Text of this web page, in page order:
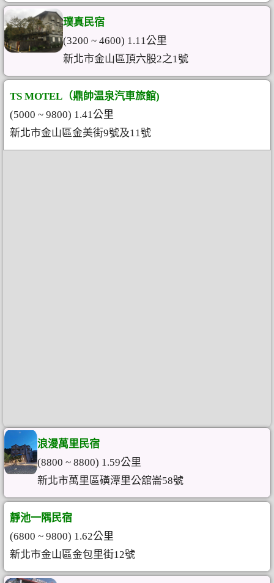
璞真民宿
(3200 ~ 4600) 1.11公里
新北市金山區頂六股2之1號
TS MOTEL（鼎帥温泉汽車旅館)
(5000 ~ 9800) 1.41公里
新北市金山區金美街9號及11號
浪漫萬里民宿
(8800 ~ 8800) 1.59公里
新北市萬里區磺潭里公舘崙58號
靜池一隅民宿
(6800 ~ 9800) 1.62公里
新北市金山區金包里街12號